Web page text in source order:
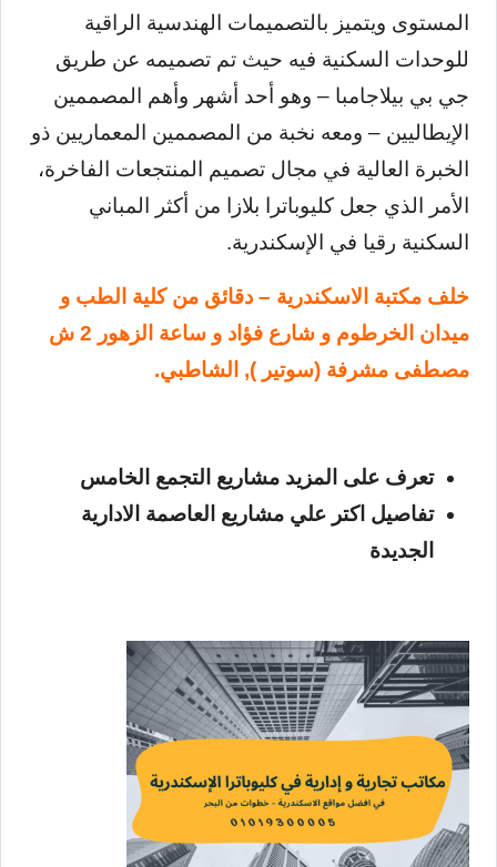
المستوى ويتميز بالتصميمات الهندسية الراقية
للوحدات السكنية فيه حيث تم تصميمه عن طريق
جي بي بيلاجامبا – وهو أحد أشهر وأهم المصممين
الإيطاليين – ومعه نخبة من المصممين المعماريين ذو
الخبرة العالية في مجال تصميم المنتجعات الفاخرة،
الأمر الذي جعل كليوباترا بلازا من أكثر المباني
السكنية رقيا في الإسكندرية.
خلف مكتبة الاسكندرية – دقائق من كلية الطب و
ميدان الخرطوم و شارع فؤاد و ساعة الزهور 2 ش
مصطفى مشرفة (سوتير ), الشاطبي.
تعرف على المزيد مشاريع التجمع الخامس
تفاصيل اكتر علي مشاريع العاصمة الادارية
الجديدة